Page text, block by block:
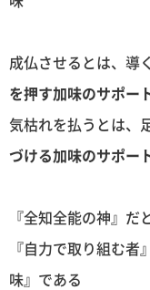
成仏させるとは、導
を押す加味のサポー
気枯れを払うとは、
づける加味のサポー
『全知全能の神』
『自力で取り組む
味』である